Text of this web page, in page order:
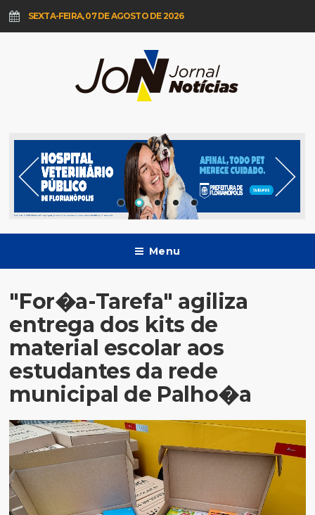
SEXTA-FEIRA, 07 DE AGOSTO DE 2026
Menu
"For�a-Tarefa" agiliza
entrega dos kits de
material escolar aos
estudantes da rede
municipal de Palho�a